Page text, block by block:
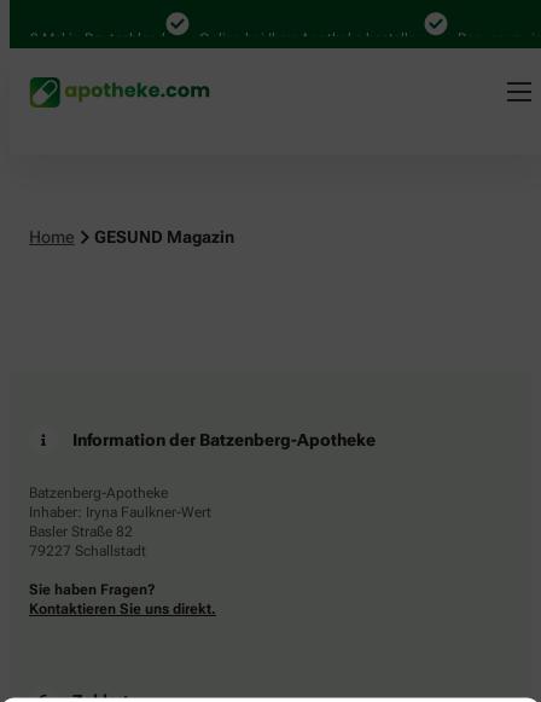
Mal in Deutschland Online bei Ihrer Apotheke bestellen Bequem
Home GESUND Magazin
Information der Batzenberg-Apotheke
Batzenberg-Apotheke
Inhaber: Iryna Faulkner-Wert
Basler Straße 82
79227 Schallstadt
Sie haben Fragen?
Kontaktieren Sie uns direkt.